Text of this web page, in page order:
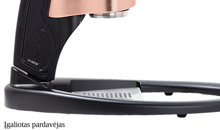
Įgaliotas pardavėjas